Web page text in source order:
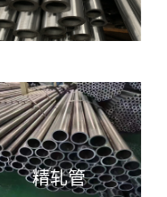
精轧管